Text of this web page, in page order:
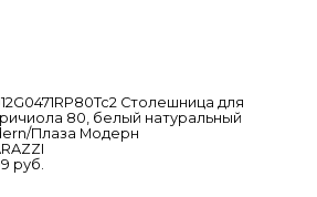
Столешница для
80, белый натуральный
Плаза Модерн
руб.